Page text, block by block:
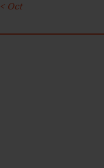
« Oct